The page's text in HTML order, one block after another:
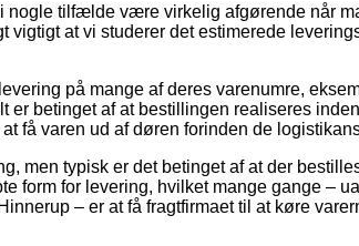
nogle tilfælde være virkelig afgørende når
vigtigt at vi studerer det estimerede
på mange af deres varenumre,
er betinget af at bestillingen realiseres
få varen ud af døren forinden de
men typisk er det betinget af at der
form for levering, hvilket mange gange –
– er at få fragtfirmaet til at køre